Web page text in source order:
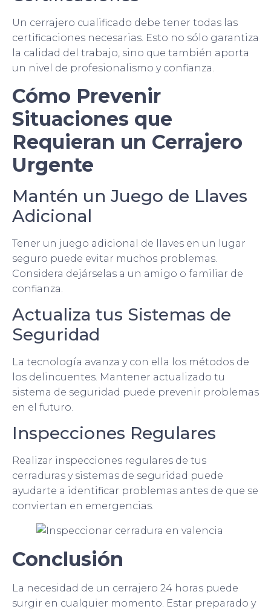
Un cerrajero cualificado debe tener todas las
certificaciones necesarias. Esto no sólo garantiza
la calidad del trabajo, sino que también aporta
un nivel de profesionalismo y confianza.
Cómo Prevenir
Situaciones que
Requieran un Cerrajero
Urgente
Mantén un Juego de Llaves
Adicional
Tener un juego adicional de llaves en un lugar
seguro puede evitar muchos problemas.
Considera dejárselas a un amigo o familiar de
confianza.
Actualiza tus Sistemas de
Seguridad
La tecnología avanza y con ella los métodos de
los delincuentes. Mantener actualizado tu
sistema de seguridad puede prevenir problemas
en el futuro.
Inspecciones Regulares
Realizar inspecciones regulares de tus
cerraduras y sistemas de seguridad puede
ayudarte a identificar problemas antes de que se
conviertan en emergencias.
Conclusión
La necesidad de un cerrajero 24 horas puede
surgir en cualquier momento. Estar preparado y